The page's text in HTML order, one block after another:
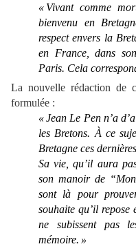
« Vivant comme
bienvenu en
respect envers la
en France, dans
Paris. Cela
La nouvelle rédaction de
formulée :
« Jean Le Pen n’a
les Bretons. À ce
Bretagne ces
Sa vie, qu’il aura
son manoir de
sont là pour
souhaite qu’il
ne subissent pas
mémoire. »